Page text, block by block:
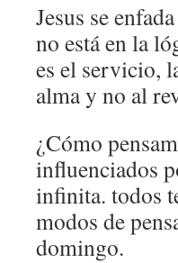
Jesus se
no está en la
es el servicio,
alma y no al
¿Cómo
influenciados
infinita. todos
modos de
domingo.